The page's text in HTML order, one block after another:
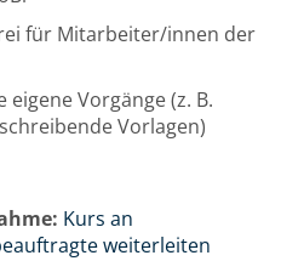
für Mitarbeiter/innen der
eigene Vorgänge (z. B.
Vorlagen)
Kurs an
weiterleiten